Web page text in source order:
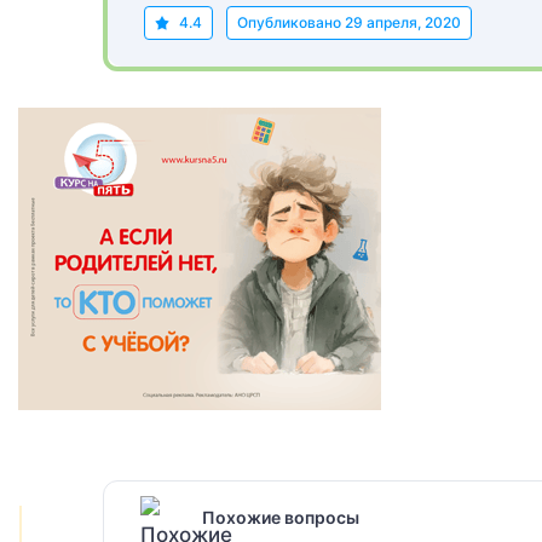
4.4 Опубликовано 29 апреля, 2020
Похожие вопросы